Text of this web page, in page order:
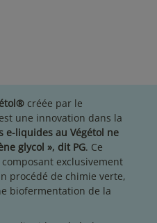
créée par le
une innovation dans la
e-liquides au Végétol ne
glycol », dit PG. Ce
exclusivement
procédé de chimie verte,
biofermentation de la